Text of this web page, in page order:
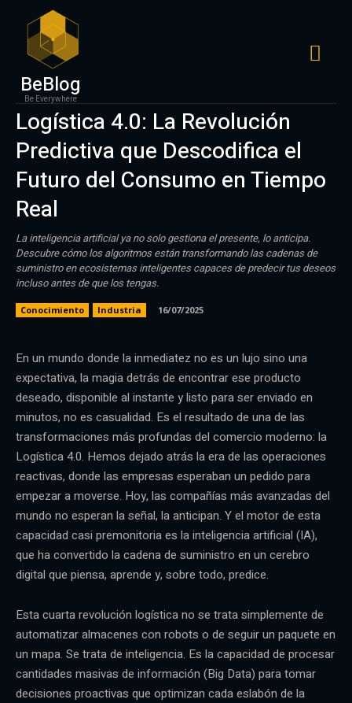
BeBlog
Be Everywhere
Logística 4.0: La Revolución
Predictiva que Descodifica el
Futuro del Consumo en Tiempo
Real
La inteligencia artificial ya no solo gestiona el presente, lo anticipa.
Descubre cómo los algoritmos están transformando las cadenas de
suministro en ecosistemas inteligentes capaces de predecir tus deseos
incluso antes de que los tengas.
Conocimiento Industria 16/07/2025
En un mundo donde la inmediatez no es un lujo sino una
expectativa, la magia detrás de encontrar ese producto
deseado, disponible al instante y listo para ser enviado en
minutos, no es casualidad. Es el resultado de una de las
transformaciones más profundas del comercio moderno: la
Logística 4.0. Hemos dejado atrás la era de las operaciones
reactivas, donde las empresas esperaban un pedido para
empezar a moverse. Hoy, las compañías más avanzadas del
mundo no esperan la señal, la anticipan. Y el motor de esta
capacidad casi premonitoria es la inteligencia artificial (IA),
que ha convertido la cadena de suministro en un cerebro
digital que piensa, aprende y, sobre todo, predice.
Esta cuarta revolución logística no se trata simplemente de
automatizar almacenes con robots o de seguir un paquete en
un mapa. Se trata de inteligencia. Es la capacidad de procesar
cantidades masivas de información (Big Data) para tomar
decisiones proactivas que optimizan cada eslabón de la